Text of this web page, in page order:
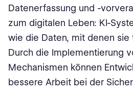
Datenerfassung und -
zum digitalen Leben: KI-
wie die Daten, mit denen sie
Durch die Implementierung
Mechanismen können
bessere Arbeit bei der